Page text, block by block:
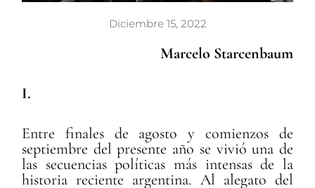
Diciembre 15, 2022
Marcelo Starcenbaum
I.
Entre finales de agosto y comienzos de
septiembre del presente año se vivió una de
las secuencias políticas más intensas de la
historia reciente argentina. Al alegato del